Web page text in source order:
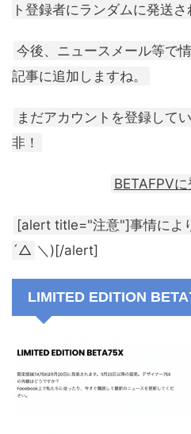
ト登録者にランダムに発送さ
今後、ニュースメール等で
記事に追加しますね。
まだアカウントを登録して
非！
BETAFPV
[alert title="注意"]事情によ
´△ ＼)[/alert]
LIMITED EDITION